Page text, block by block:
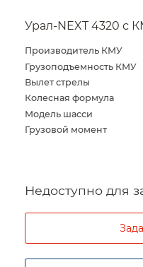
Урал 5557-4112-
15500A
Производитель КМУ
Колесная формула
Модель шасси
Грузовой момент